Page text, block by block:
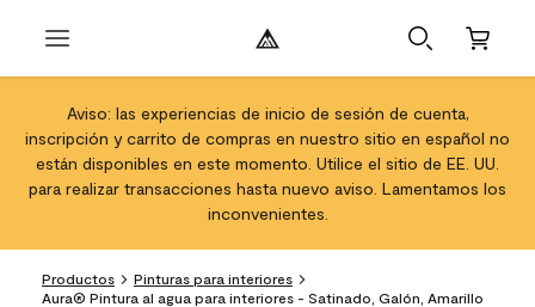
Aviso: las experiencias de inicio de sesión de cuenta,
inscripción y carrito de compras en nuestro sitio en español no
están disponibles en este momento. Utilice el sitio de EE. UU.
para realizar transacciones hasta nuevo aviso. Lamentamos los
inconvenientes.
Productos
Pinturas para interiores
Aura® Pintura al agua para interiores - Satinado, Galón, Amarillo